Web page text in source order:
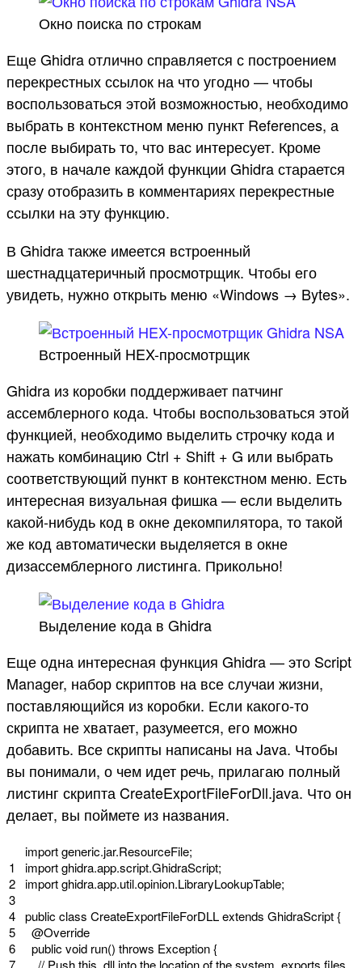
Окно поиска по строкам
Еще Ghidra отлично справляется с построением
перекрестных ссылок на что угодно — чтобы
воспользоваться этой возможностью, необходимо
выбрать в контекстном меню пункт References, а
после выбирать то, что вас интересует. Кроме
этого, в начале каждой функции Ghidra старается
сразу отобразить в комментариях перекрестные
ссылки на эту функцию.
В Ghidra также имеется встроенный
шестнадцатеричный просмотрщик. Чтобы его
увидеть, нужно открыть меню «Windows → Bytes».
Встроенный HEX-просмотрщик
Ghidra из коробки поддерживает патчинг
ассемблерного кода. Чтобы воспользоваться этой
функцией, необходимо выделить строчку кода и
нажать комбинацию Ctrl + Shift + G или выбрать
соответствующий пункт в контекстном меню. Есть
интересная визуальная фишка — если выделить
какой-нибудь код в окне декомпилятора, то такой
же код автоматически выделяется в окне
дизассемблерного листинга. Прикольно!
Выделение кода в Ghidra
Еще одна интересная функция Ghidra — это Script
Manager, набор скриптов на все случаи жизни,
поставляющийся из коробки. Если какого-то
скрипта не хватает, разумеется, его можно
добавить. Все скрипты написаны на Java. Чтобы
вы понимали, о чем идет речь, прилагаю полный
листинг скрипта CreateExportFileForDll.java. Что он
делает, вы поймете из названия.
1
2
3
4
5
6
importgeneric.jar.ResourceFile;
importghidra.app.script.GhidraScript;
importghidra.app.util.opinion.LibraryLookupTable;
public class CreateExportFileForDLLextends GhidraScript{
@Override
public void run() throws Exception{